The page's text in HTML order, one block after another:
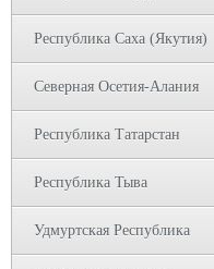
Республика Саха (Якутия)
Северная Осетия-Алания
Республика Татарстан
Республика Тыва
Удмуртская Республика